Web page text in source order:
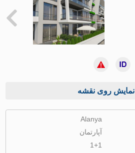
نمایش روی نقشه
Alanya
آپارتمان
1+1